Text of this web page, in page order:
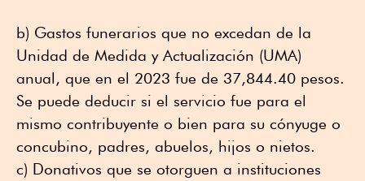
b) Gastos funerarios que no excedan de la
Unidad de Medida y Actualización (UMA)
anual, que en el 2023 fue de 37,844.40 pesos.
Se puede deducir si el servicio fue para el
mismo contribuyente o bien para su cónyuge o
concubino, padres, abuelos, hijos o nietos.
c) Donativos que se otorguen a instituciones